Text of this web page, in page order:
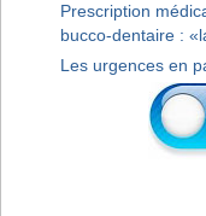
Prescription
bucco-dentaire :
Les urgences en